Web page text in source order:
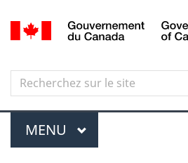
Aller
au
Skip
to
à
Search
Recherchez
sur
le
site
Menu
MENU PRINCIPAL